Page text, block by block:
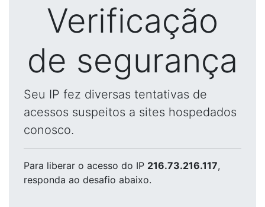
Verificação
de segurança
Seu IP fez diversas tentativas de
acessos suspeitos a sites hospedados
conosco.
Para liberar o acesso do IP 216.73.216.117,
responda ao desafio abaixo.